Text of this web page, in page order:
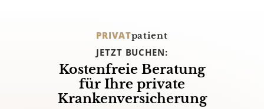
PRIVATpatient
JETZT BUCHEN:
Kostenfreie Beratung
für Ihre private
Krankenversicherung